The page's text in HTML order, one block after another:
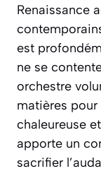
Renaissance
est
ne se
orchestre
matières
chaleureuse
apporte un
sacrifier